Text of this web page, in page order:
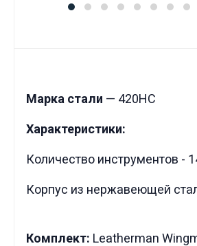
Марка стали — 420HC
Характеристики:
Количество инструментов -
Корпус из нержавеющей
Комплект: Leatherman